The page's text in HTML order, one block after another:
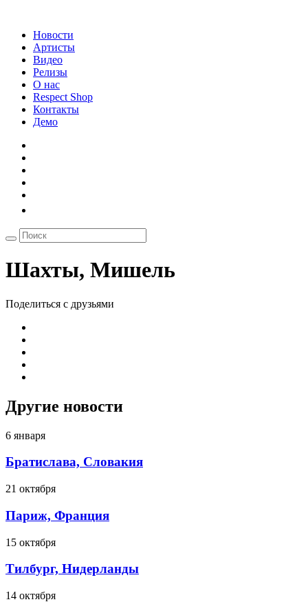
Новости
Артисты
Видео
Релизы
О нас
Respect Shop
Контакты
Демо
Шахты, Мишель
Поделиться с друзьями
Другие новости
6 января
Братислава, Словакия
21 октября
Париж, Франция
15 октября
Тилбург, Нидерланды
14 октября